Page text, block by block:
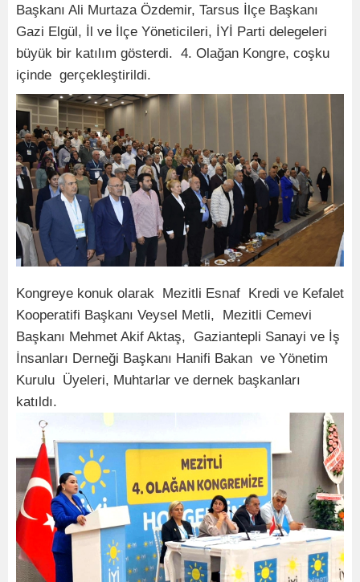
Başkanı Ali Murtaza Özdemir, Tarsus İlçe Başkanı
Gazi Elgül, İl ve İlçe Yöneticileri, İYİ Parti delegeleri
büyük bir katılım gösterdi. 4. Olağan Kongre, coşku
içinde gerçekleştirildi.
Kongreye konuk olarak Mezitli Esnaf Kredi ve Kefalet
Kooperatifi Başkanı Veysel Metli, Mezitli Cemevi
Başkanı Mehmet Akif Aktaş, Gaziantepli Sanayi ve İş
İnsanları Derneği Başkanı Hanifi Bakan ve Yönetim
Kurulu Üyeleri, Muhtarlar ve dernek başkanları
katıldı.